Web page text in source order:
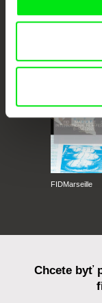
FIDMarseille
Chcete byť